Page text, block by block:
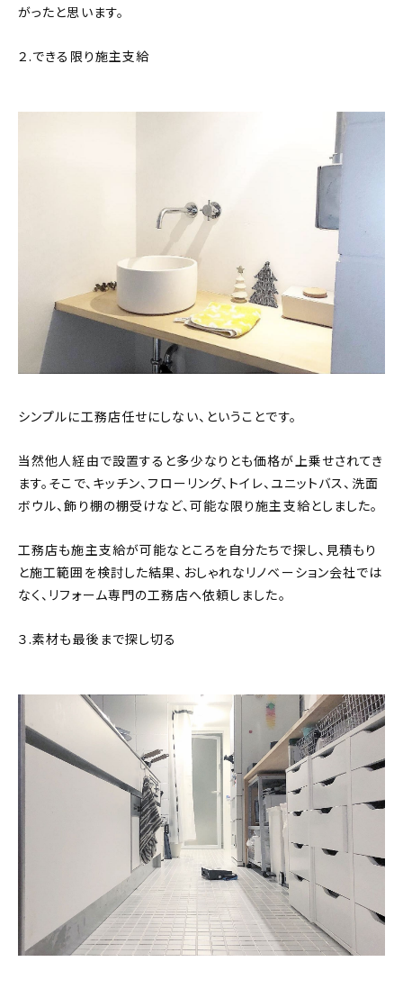
がったと思います。
２.できる限り施主支給
シンプルに工務店任せにしない、ということです。
当然他人経由で設置すると多少なりとも価格が上乗せされてき
ます。そこで、キッチン、フローリング、トイレ、ユニットバス、洗面
ボウル、飾り棚の棚受けなど、可能な限り施主支給としました。
工務店も施主支給が可能なところを自分たちで探し、見積もり
と施工範囲を検討した結果、おしゃれなリノベーション会社では
なく、リフォーム専門の工務店へ依頼しました。
３.素材も最後まで探し切る